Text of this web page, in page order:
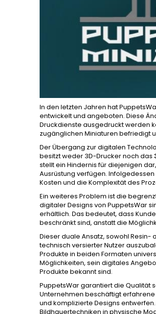
In den letzten Jahren hat
entwickelt und angeboten. Diese
Druckdienste ausgedruckt werden
zugänglichen Miniaturen befriedigt
Der Übergang zur digitalen
besitzt weder 3D-Drucker noch das
stellt ein Hindernis für diejenigen
Ausrüstung verfügen.
Kosten und die Komplexität des
Ein weiteres Problem ist die
digitaler Designs von PuppetsWar
erhältlich. Das bedeutet, dass
beschränkt sind, anstatt die
Dieser duale Ansatz, sowohl
technisch versierter Nutzer
Produkte in beiden Formaten
Möglichkeiten, sein digitales
Produkte bekannt sind.
PuppetsWar garantiert die Qualität
Unternehmen beschäftigt
und komplizierte Designs
Bildhauertechniken in physische